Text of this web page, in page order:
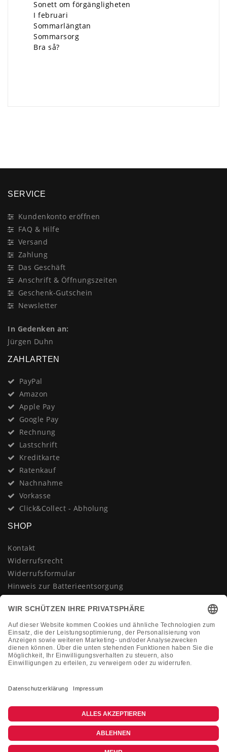
Sonett om förgängligheten
I februari
Sommarlängtan
Sommarsorg
Bra så?
SERVICE
Kundenkonto eröffnen
FAQ & Hilfe
Versand
Zahlung
Das Geschäft
Anschrift & Öffnungszeiten
Geschenk-Gutschein
Newsletter
In Gedenken an:
Jürgen Duhn
ZAHLARTEN
PayPal
Amazon
Apple Pay
Google Pay
Rechnung
Lastschrift
Kreditkarte
Ratenkauf
Nachnahme
Vorkasse
Click&Collect - Abholung
SHOP
Kontakt
Widerrufsrecht
Widerrufsformular
Hinweis zur Batterieentsorgung
AGB
Impressum
Vertrag widerrufen
KONTAKT
Montag-Freitag 10:00-18:00 Uhr
shop@dienadel.de
Kieler Str. 18 - 41540 Dormagen